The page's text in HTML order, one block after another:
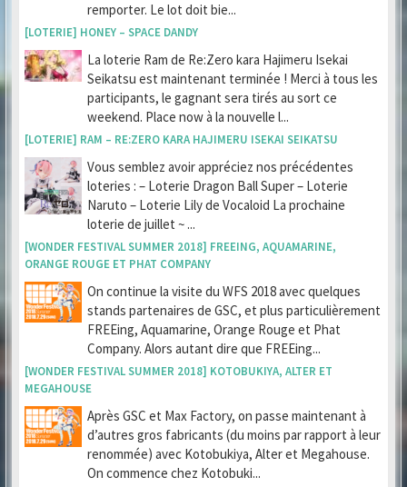
remporter. Le lot doit bie...
[LOTERIE] HONEY – SPACE DANDY
La loterie Ram de Re:Zero kara Hajimeru Isekai
Seikatsu est maintenant terminée ! Merci à tous les
participants, le gagnant sera tirés au sort ce
weekend. Place now à la nouvelle l...
[LOTERIE] RAM – RE:ZERO KARA HAJIMERU ISEKAI SEIKATSU
Vous semblez avoir appréciez nos précédentes
loteries : – Loterie Dragon Ball Super – Loterie
Naruto – Loterie Lily de Vocaloid La prochaine
loterie de juillet ~ ...
[WONDER FESTIVAL SUMMER 2018] FREEING, AQUAMARINE,
ORANGE ROUGE ET PHAT COMPANY
On continue la visite du WFS 2018 avec quelques
stands partenaires de GSC, et plus particulièrement
FREEing, Aquamarine, Orange Rouge et Phat
Company. Alors autant dire que FREEing...
[WONDER FESTIVAL SUMMER 2018] KOTOBUKIYA, ALTER ET
MEGAHOUSE
Après GSC et Max Factory, on passe maintenant à
d’autres gros fabricants (du moins par rapport à leur
renommée) avec Kotobukiya, Alter et Megahouse.
On commence chez Kotobuki...